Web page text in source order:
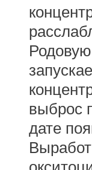
выброс
дате